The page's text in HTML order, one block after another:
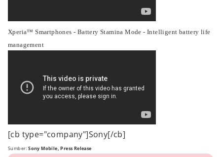
Xperia™ Smartphones - Battery Stamina Mode - Intelligent battery life
management
[cb type="company"]Sony[/cb]
Sumber:Sony Mobile, Press Release